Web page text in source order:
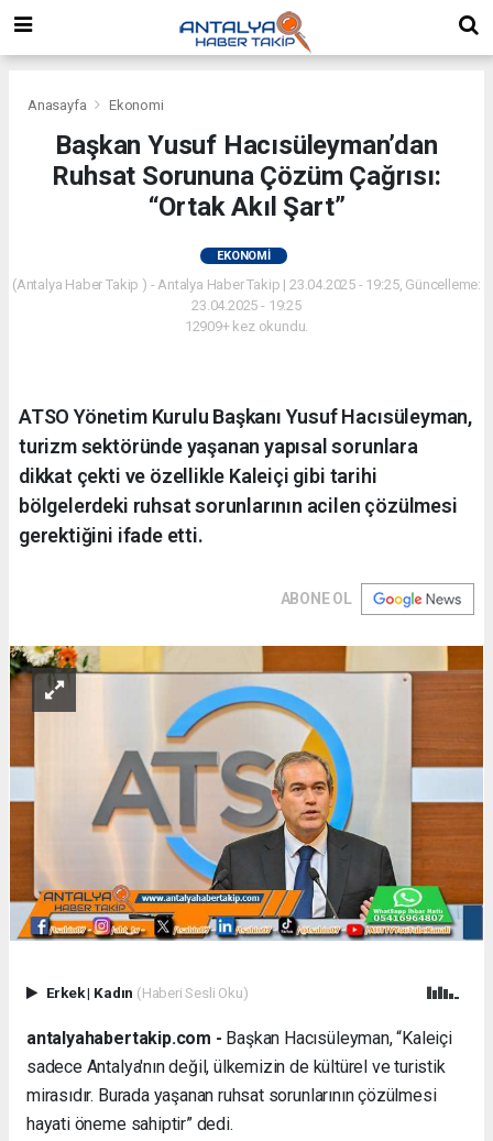
Anasayfa Ekonomi
Başkan Yusuf Hacısüleyman’dan
Ruhsat Sorununa Çözüm Çağrısı:
“Ortak Akıl Şart”
EKONOMI
(Antalya Haber Takip ) - Antalya Haber Takip | 23.04.2025 - 19:25, Güncelleme:
23.04.2025 - 19:25
12909+ kez okundu.
ATSO Yönetim Kurulu Başkanı Yusuf Hacısüleyman,
turizm sektöründe yaşanan yapısal sorunlara
dikkat çekti ve özellikle Kaleiçi gibi tarihi
bölgelerdeki ruhsat sorunlarının acilen çözülmesi
gerektiğini ifade etti.
ABONE OL
Erkek| Kadın (Haberi Sesli Oku)
antalyahabertakip.com - Başkan Hacısüleyman, “Kaleiçi
sadece Antalya'nın değil, ülkemizin de kültürel ve turistik
mirasıdır. Burada yaşanan ruhsat sorunlarının çözülmesi
hayati öneme sahiptir” dedi.